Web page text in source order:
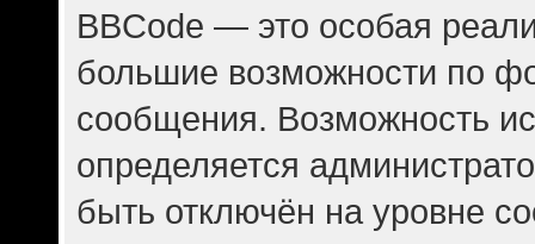
BBCode — это особая
большие возможности по
сообщения. Возможность
определяется
быть отключён на уровне